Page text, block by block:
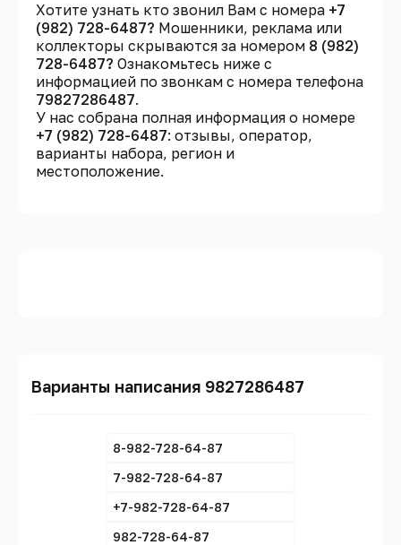
Хотите узнать кто звонил Вам с номера +7
(982) 728-6487? Мошенники, реклама или
коллекторы скрываются за номером 8 (982)
728-6487? Ознакомьтесь ниже с
информацией по звонкам с номера телефона
79827286487.
У нас собрана полная информация о номере
+7 (982) 728-6487: отзывы, оператор,
варианты набора, регион и
местоположение.
Варианты написания 9827286487
8-982-728-64-87
7-982-728-64-87
+7-982-728-64-87
982-728-64-87